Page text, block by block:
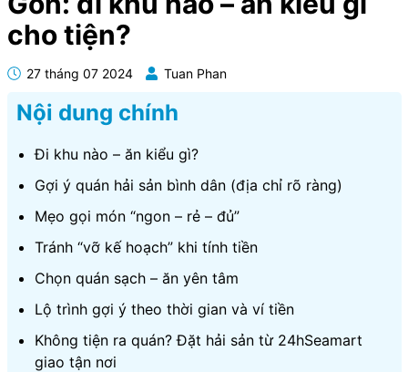
cho tiện?
27 tháng 07 2024 Tuan Phan
Nội dung chính
Đi khu nào – ăn kiểu gì?
Gợi ý quán hải sản bình dân (địa chỉ rõ ràng)
Mẹo gọi món “ngon – rẻ – đủ”
Tránh “vỡ kế hoạch” khi tính tiền
Chọn quán sạch – ăn yên tâm
Lộ trình gợi ý theo thời gian và ví tiền
Không tiện ra quán? Đặt hải sản từ 24hSeamart
giao tận nơi